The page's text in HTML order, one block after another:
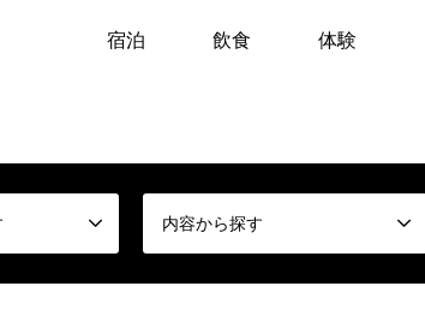
宿泊 飲食 体験
内容から探す